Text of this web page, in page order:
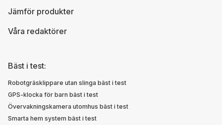
Jämför produkter
Våra redaktörer
Bäst i test:
Robotgräsklippare utan slinga bäst i test
GPS-klocka för barn bäst i test
Övervakningskamera utomhus bäst i test
Smarta hem system bäst i test